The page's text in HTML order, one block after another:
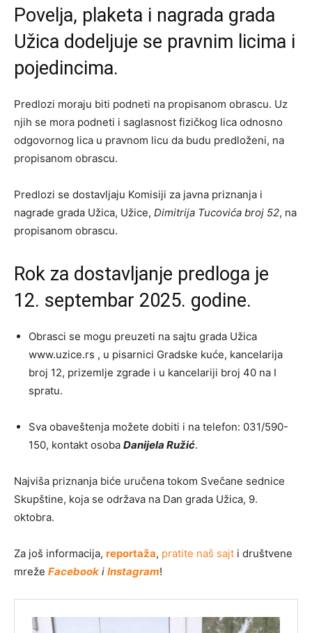
Povelja, plaketa i nagrada grada
Užica dodeljuje se pravnim licima i
pojedincima.
Predlozi moraju biti podneti na propisanom obrascu. Uz
njih se mora podneti i saglasnost fizičkog lica odnosno
odgovornog lica u pravnom licu da budu predloženi, na
propisanom obrascu.
Predlozi se dostavljaju Komisiji za javna priznanja i
nagrade grada Užica, Užice, Dimitrija Tucovića broj 52, na
propisanom obrascu.
Rok za dostavljanje predloga je
12. septembar 2025. godine.
Obrasci se mogu preuzeti na sajtu grada Užica
www.uzice.rs , u pisarnici Gradske kuće, kancelarija
broj 12, prizemlje zgrade i u kancelariji broj 40 na I
spratu.
Sva obaveštenja možete dobiti i na telefon: 031/590-
150, kontakt osoba Danijela Ružić.
Najviša priznanja biće uručena tokom Svečane sednice
Skupštine, koja se održava na Dan grada Užica, 9.
oktobra.
Za još informacija, reportaža, pratite naš sajt i društvene
mreže Facebook i Instagram!